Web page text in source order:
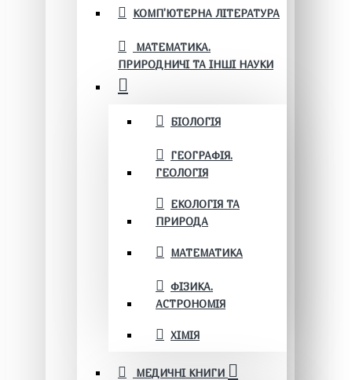
КОМП'ЮТЕРНА ЛІТЕРАТУРА
МАТЕМАТИКА.
ПРИРОДНИЧІ ТА ІНШІ НАУКИ
БІОЛОГІЯ
ГЕОГРАФІЯ.
ГЕОЛОГІЯ
ЕКОЛОГІЯ ТА
ПРИРОДА
МАТЕМАТИКА
ФІЗИКА.
АСТРОНОМІЯ
ХІМІЯ
МЕДИЧНІ КНИГИ